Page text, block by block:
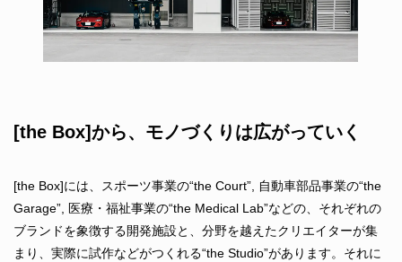
[the Box]から、モノづくりは広がっていく
[the Box]には、スポーツ事業の“the Court”, 自動車部品事業の“the
Garage”, 医療・福祉事業の“the Medical Lab”などの、それぞれの
ブランドを象徴する開発施設と、分野を越えたクリエイターが集
まり、実際に試作などがつくれる“the Studio”があります。それに